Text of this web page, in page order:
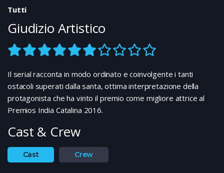
Tutti
Giudizio Artistico
Il serial racconta in modo ordinato e coinvolgente i tanti
ostacoli superati dalla santa, ottima interpretazione della
protagonista che ha vinto il premio come migliore attrice al
Premios India Catalina 2016.
Cast & Crew
Cast Crew